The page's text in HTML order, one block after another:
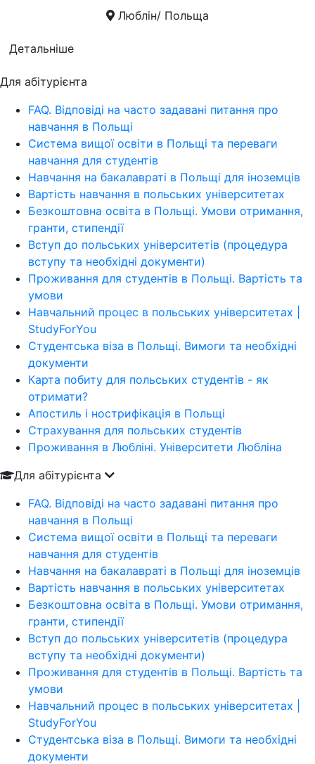
Люблін/ Польща
Детальніше
Для абітурієнта
FAQ. Відповіді на часто задавані питання про
навчання в Польщі
Система вищої освіти в Польщі та переваги
навчання для студентів
Навчання на бакалавраті в Польщі для іноземців
Вартість навчання в польських університетах
Безкоштовна освіта в Польщі. Умови отримання,
гранти, стипендії
Вступ до польських університетів (процедура
вступу та необхідні документи)
Проживання для студентів в Польщі. Вартість та
умови
Навчальний процес в польських університетах |
StudyForYou
Студентська віза в Польщі. Вимоги та необхідні
документи
Карта побиту для польських студентів - як
отримати?
Апостиль і нострифікація в Польщі
Страхування для польських студентів
Проживання в Любліні. Університети Любліна
Для абітурієнта
FAQ. Відповіді на часто задавані питання про
навчання в Польщі
Система вищої освіти в Польщі та переваги
навчання для студентів
Навчання на бакалавраті в Польщі для іноземців
Вартість навчання в польських університетах
Безкоштовна освіта в Польщі. Умови отримання,
гранти, стипендії
Вступ до польських університетів (процедура
вступу та необхідні документи)
Проживання для студентів в Польщі. Вартість та
умови
Навчальний процес в польських університетах |
StudyForYou
Студентська віза в Польщі. Вимоги та необхідні
документи